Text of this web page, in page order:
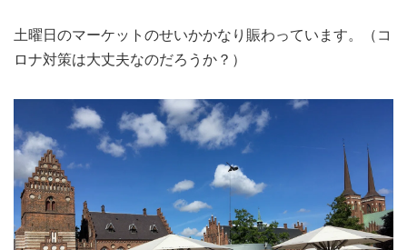
土曜日のマーケットのせいかかなり賑わっています。（コ
ロナ対策は大丈夫なのだろうか？）